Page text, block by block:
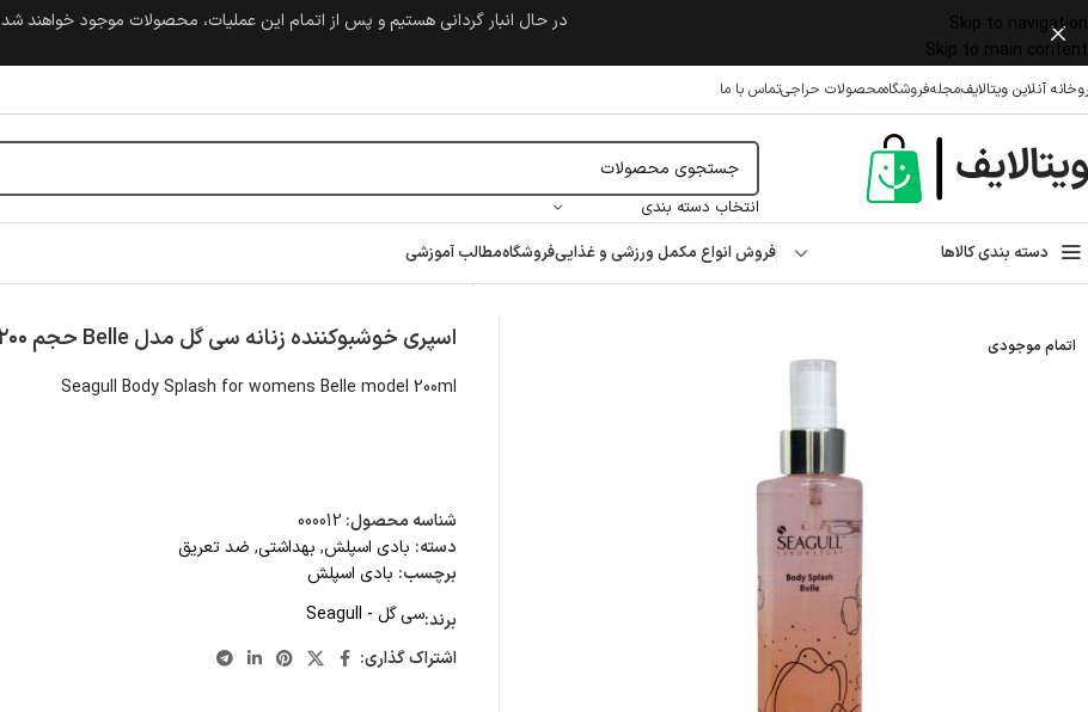
Skip to navigation
Skip to main content
در حال انبار گردانی هستیم و پس از اتمام این عملیات، محصولات موجود خواهند شد
آنلاین ویتالایفمجلهفروشگاهمحصولات حراجیتماس با ما
انتخاب دسته بندی
دسته بندی کالاها فروش انواع مکمل ورزشی و غذاییفروشگاهمطالب آموزشی
اتمام موجودی اسپری خوشبوکننده زنانه سی گل مدل Belle حجم ۲۰۰ میلی لیتر
Seagull Body Splash for womens Belle model 200ml
شناسه محصول: 000012
دسته: بادی اسپلش, بهداشتی, ضد تعریق
برچسب: بادی اسپلش
برند:سی گل - Seagull
اشتراک گذاری: